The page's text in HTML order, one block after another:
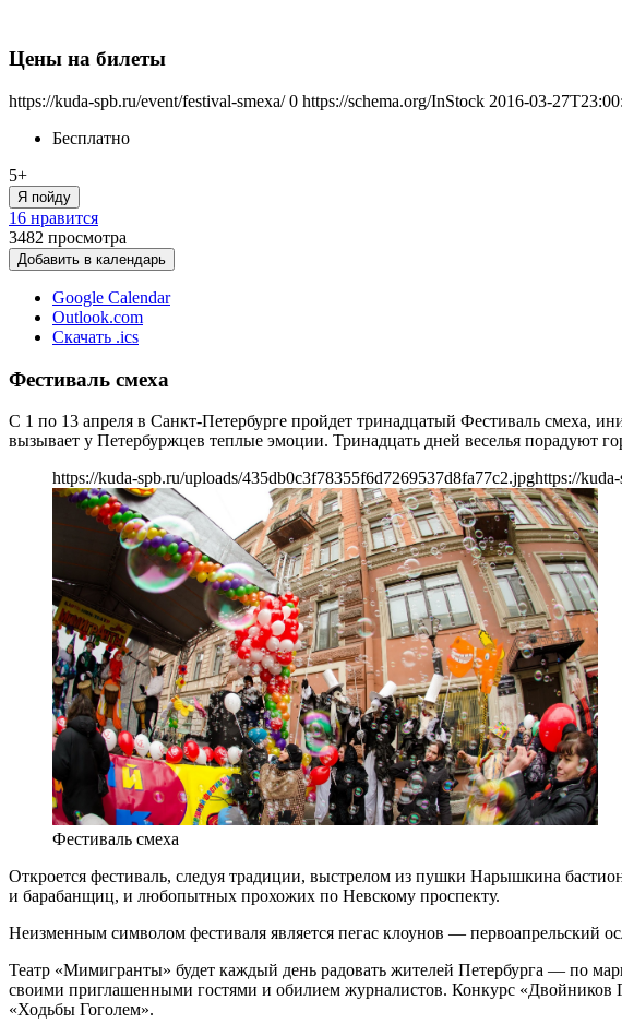
Цены на билеты
https://kuda-spb.ru/event/festival-smexa/ 0 https://schema.org/InStock 2016-03-
Бесплатно
5+
Я пойду
16 нравится
3482 просмотра
Добавить в календарь
Google Calendar
Outlook.com
Скачать .ics
Фестиваль смеха
С 1 по 13 апреля в Санкт-Петербурге пройдет тринадцатый Фестиваль смеха,
вызывает у Петербуржцев теплые эмоции. Тринадцать дней веселья порадуют
https://kuda-spb.ru/uploads/435db0c3f78355f6d7269537d8fa77c2.jpghttps://
Фестиваль смеха
Откроется фестиваль, следуя традиции, выстрелом из пушки Нарышкина
и барабанщиц, и любопытных прохожих по Невскому проспекту.
Неизменным символом фестиваля является пегас клоунов — первоапрельский
Театр «Мимигранты» будет каждый день радовать жителей Петербурга — по
своими приглашенными гостями и обилием журналистов. Конкурс «Двойников
«Ходьбы Гоголем».